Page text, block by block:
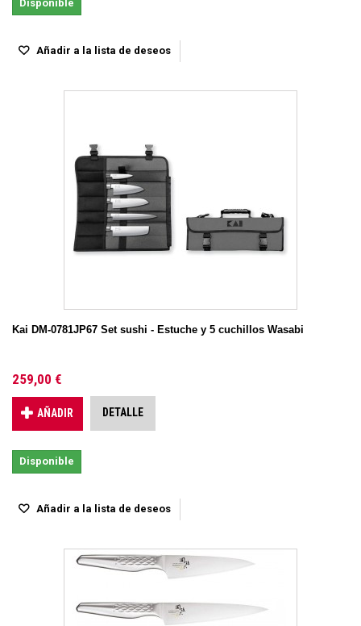
Disponible
Añadir a la lista de deseos
Kai DM-0781JP67 Set sushi - Estuche y 5 cuchillos Wasabi
259,00 €
AÑADIR DETALLE
Disponible
Añadir a la lista de deseos